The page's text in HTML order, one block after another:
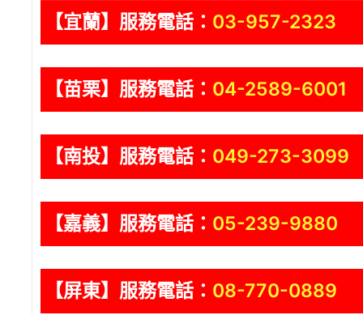
【宜蘭】服務電話： 03-957-2323
【苗栗】服務電話： 04-2589-6001
【南投】服務電話： 049-273-3099
【嘉義】服務電話： 05-239-9880
【屏東】服務電話： 08-770-0889